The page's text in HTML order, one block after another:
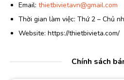
Email: thietbivietavn@gmail.com
Thời gian làm việc: Thứ 2 – Chủ
Website: https://thietbivieta.com/
Chính sách